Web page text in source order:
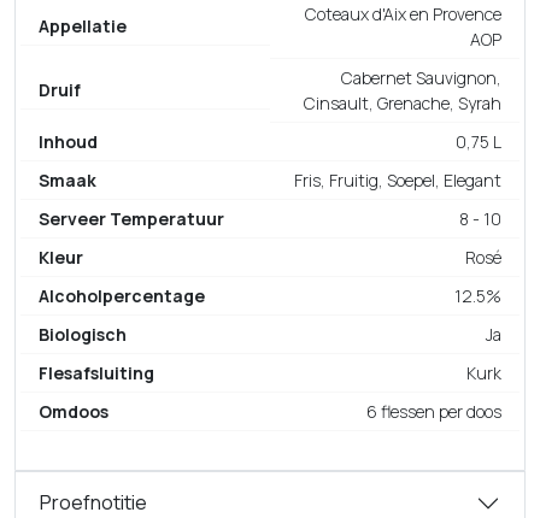
Appellatie
Coteaux d'Aix en Provence
AOP
Druif
Cabernet Sauvignon,
Cinsault, Grenache, Syrah
Inhoud
0,75 L
Smaak
Fris, Fruitig, Soepel, Elegant
Serveer Temperatuur
8 - 10
Kleur
Rosé
Alcoholpercentage
12.5%
Biologisch
Ja
Flesafsluiting
Kurk
Omdoos
6 flessen per doos
Proefnotitie